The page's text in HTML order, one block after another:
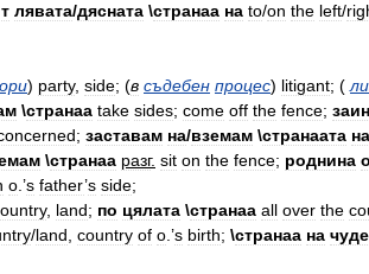
лявата/дясната \странаа на to/on the left/
) party, side; (в съдебен процес) litigant; (
\странаа take sides; come off the fence;
; заставам на/вземам \странаата на
\странаа разг. sit on the fence; роднина
o .’s father’s side;
, land; по цялата \странаа all over the
/land country of o .’s birth; \странаа на